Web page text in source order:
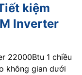
kiệm
Inverter
22000Btu 1 chiều
không gian dưới